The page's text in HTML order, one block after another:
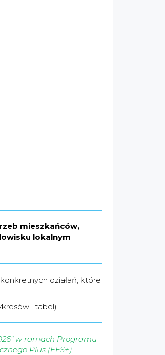
mieszkańców,
lokalnym
działań, które
i tabel).
w ramach Programu
Plus (EFS+)